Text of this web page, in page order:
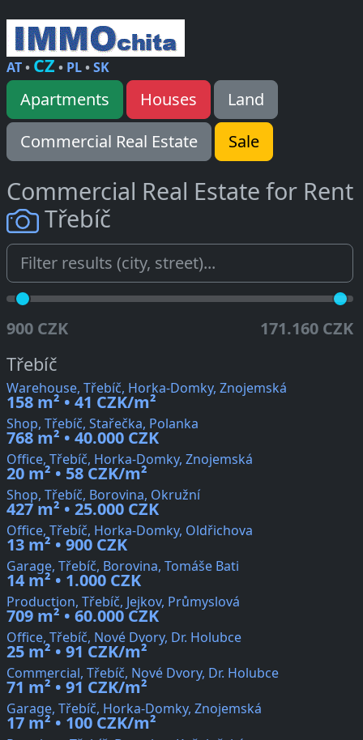
AT• CZ • PL•SK
Apartments Houses
Land
Commercial Real Estate
Sale
Commercial Real Estate for Rent
Třebíč
900 CZK 171.160 CZK
Třebíč
Warehouse, Třebíč, Horka-Domky, Znojemská
158 m² • 41 CZK/m²
Shop, Třebíč, Stařečka, Polanka
768 m² • 40.000 CZK
Office, Třebíč, Horka-Domky, Znojemská
20 m² • 58 CZK/m²
Shop, Třebíč, Borovina, Okružní
427 m² • 25.000 CZK
Office, Třebíč, Horka-Domky, Oldřichova
13 m² • 900 CZK
Garage, Třebíč, Borovina, Tomáše Bati
14 m² • 1.000 CZK
Production, Třebíč, Jejkov, Průmyslová
709 m² • 60.000 CZK
Office, Třebíč, Nové Dvory, Dr. Holubce
25 m² • 91 CZK/m²
Commercial, Třebíč, Nové Dvory, Dr. Holubce
71 m² • 91 CZK/m²
Garage, Třebíč, Horka-Domky, Znojemská
17 m² • 100 CZK/m²